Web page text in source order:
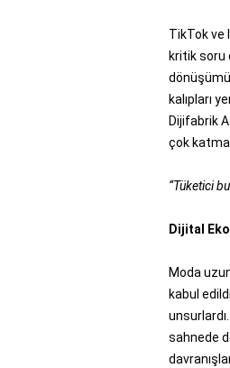
TikTok ve
kritik soru
kalıpları
Dijifabrik
çok
“Tüketici
Dijital
Moda
kabul
sahnede